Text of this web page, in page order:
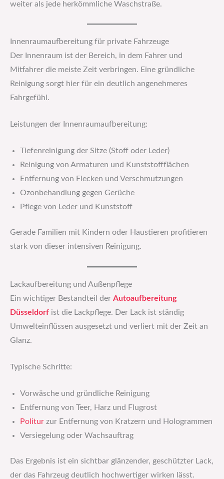
weiter als jede herkömmliche Waschstraße.
Innenraumaufbereitung für private Fahrzeuge
Der Innenraum ist der Bereich, in dem Fahrer und
Mitfahrer die meiste Zeit verbringen. Eine gründliche
Reinigung sorgt hier für ein deutlich angenehmeres
Fahrgefühl.
Leistungen der Innenraumaufbereitung:
Tiefenreinigung der Sitze (Stoff oder Leder)
Reinigung von Armaturen und Kunststoffflächen
Entfernung von Flecken und Verschmutzungen
Ozonbehandlung gegen Gerüche
Pflege von Leder und Kunststoff
Gerade Familien mit Kindern oder Haustieren profitieren
stark von dieser intensiven Reinigung.
Lackaufbereitung und Außenpflege
Ein wichtiger Bestandteil der Autoaufbereitung
Düsseldorf ist die Lackpflege. Der Lack ist ständig
Umwelteinflüssen ausgesetzt und verliert mit der Zeit an
Glanz.
Typische Schritte:
Vorwäsche und gründliche Reinigung
Entfernung von Teer, Harz und Flugrost
Politur zur Entfernung von Kratzern und Hologrammen
Versiegelung oder Wachsauftrag
Das Ergebnis ist ein sichtbar glänzender, geschützter Lack,
der das Fahrzeug deutlich hochwertiger wirken lässt.